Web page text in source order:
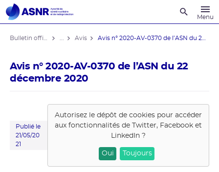
Menu
Avis
Avis n° 2020-AV-0370 de l’ASN du 22
décembre 2020
Publié le
21/05/20
21
Autorisez le dépôt de cookies pour accéder
aux fonctionnalités deTwitter, Facebook et
LinkedIn ?
Oui Toujours